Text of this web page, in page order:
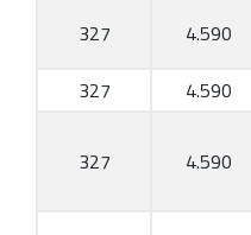
4.590
327
4.590
327
4.590
327